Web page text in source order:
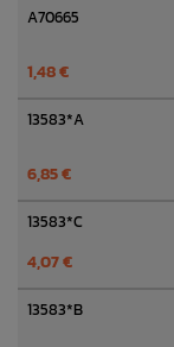
A70665
1,48 €
13583*A
6,85 €
13583*C
4,07 €
13583*B